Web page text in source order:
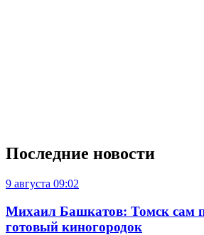
Последние новости
9 августа 09:02
Михаил Башкатов: Томск сам
готовый киногородок